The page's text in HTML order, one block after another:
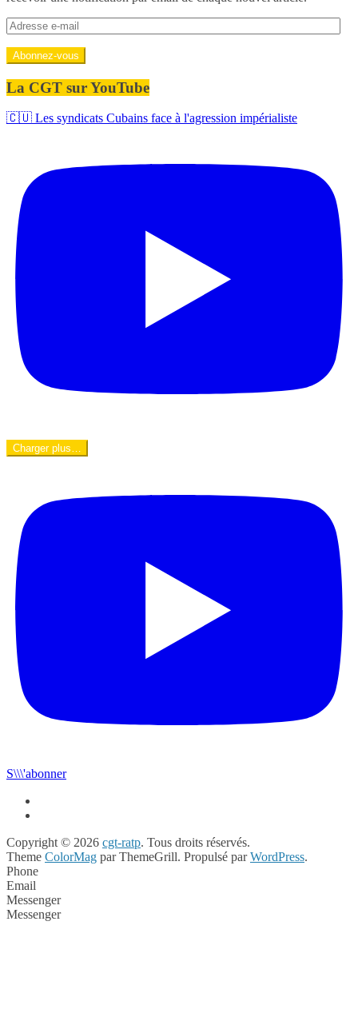
Adresse
e-
mail
Abonnez-vous
La CGT sur YouTube
🇨🇺 Les syndicats Cubains face à l'agression impérialiste
Charger plus…
S\\\'abonner
Copyright © 2026 cgt-ratp. Tous droits réservés.
Theme ColorMag par ThemeGrill. Propulsé parWordPress.
Phone
Email
Messenger
Messenger